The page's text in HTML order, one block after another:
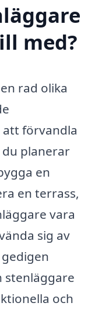
med?
rad olika
förvandla
du planerar
en
en terrass,
vara
sig av
stenläggare
och